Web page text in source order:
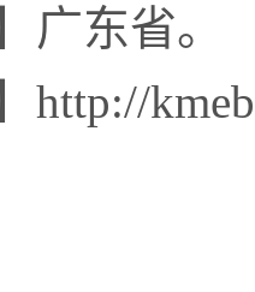
广东省。
http://